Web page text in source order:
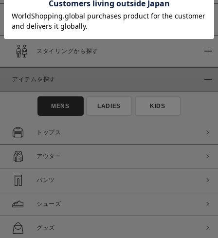
価格
～
商品タイプ
通常商品 予約商品
在庫
在庫あり 在庫なし含む
予約商品
スタイリングから探す
アイテムを探す
MENS LADIES KIDS
トップス
アウター
パンツ
シューズ
グッズ